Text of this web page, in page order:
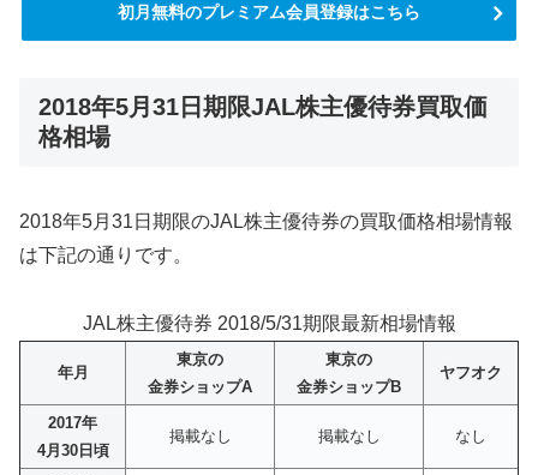
初月無料のプレミアム会員登録はこちら
2018年5月31日期限JAL株主優待券買取価
格相場
2018年5月31日期限のJAL株主優待券の買取価格相場情報
は下記の通りです。
JAL株主優待券 2018/5/31期限最新相場情報
年月
東京の
金券ショップA
東京の
金券ショップB
ヤフオク
2017年
4月30日頃
掲載なし 掲載なし なし